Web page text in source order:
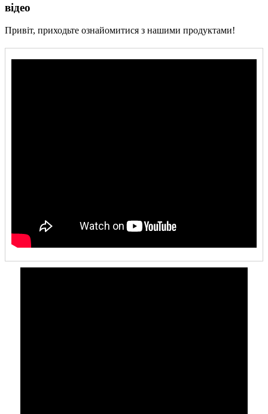
відео
Привіт, приходьте ознайомитися з нашими продуктами!